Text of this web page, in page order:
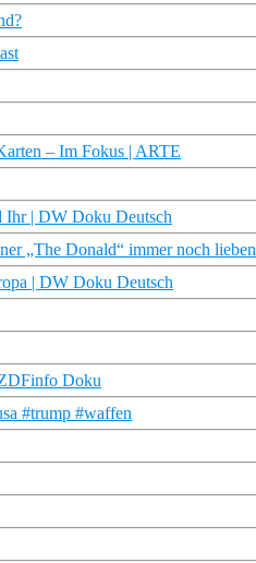
– Im Fokus | ARTE
Ihr | DW Doku Deutsch
„The Donald“ immer noch lieben
| DW Doku Deutsch
Doku
#trump #waffen